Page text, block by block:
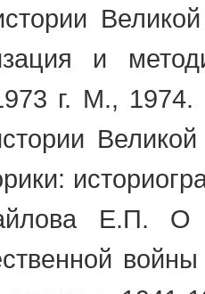
и
г. М.,
Е.П. О